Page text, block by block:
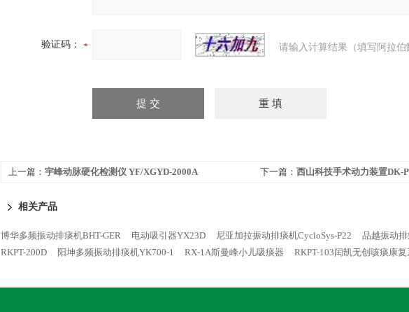
验证码： 请输入计算结果（填写阿拉
上一篇： 宇峰动脉硬化检测仪 YF/XGYD-2000A 下一篇： 西山科技手术动力装置DK-
相关产品
博华多频振动排痰机BHT-GER 电动吸引器YX23D 尼亚加拉振动排痰机CycloSys-P22 品越振动排
RKPT-200D
阳坤多频振动排痰机YK700-1 RX-1A斯曼峰小儿吸痰器 RKPT-103闰凯无创咳痰康复